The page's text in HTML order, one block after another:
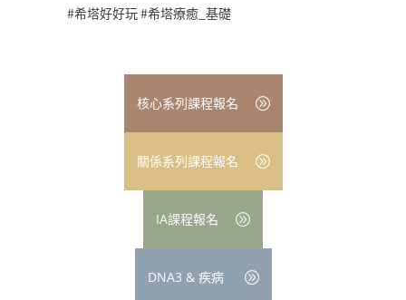
#希塔好好玩 #希塔療癒_基礎
核心系列課程報名
關係系列課程報名
IA課程報名
DNA3 & 疾病